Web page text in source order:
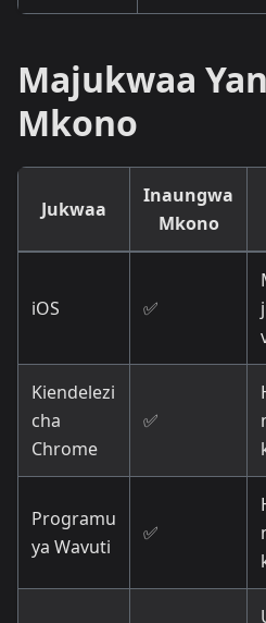
Majukwaa
Mkono
Jukwaa
Inaungwa
Mkono
iOS ✅
Kiendelezi
cha
Chrome
✅
Programu
ya Wavuti
✅